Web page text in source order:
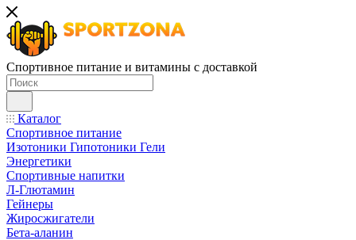
Спортивное питание и витамины с доставкой
Каталог
Спортивное питание
Изотоники Гипотоники Гели
Энергетики
Спортивные напитки
Л-Глютамин
Гейнеры
Жиросжигатели
Бета-аланин